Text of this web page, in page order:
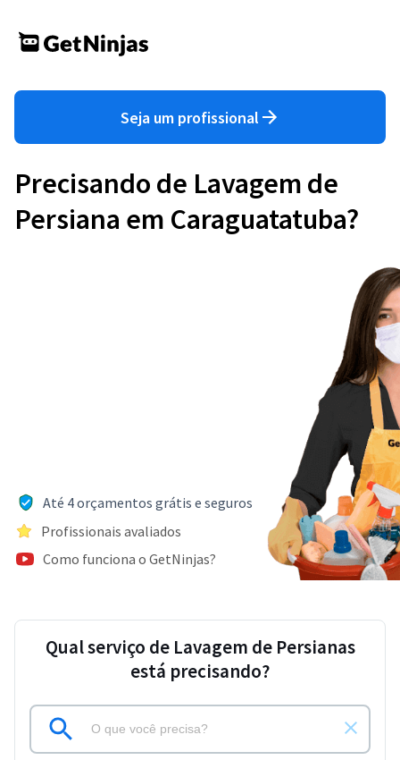
Seja um profissional
Precisando de Lavagem de
Persiana em Caraguatatuba?
Até 4 orçamentos grátis e seguros
Profissionais avaliados
Como funciona o GetNinjas?
Qual serviço de Lavagem de Persianas
está precisando?